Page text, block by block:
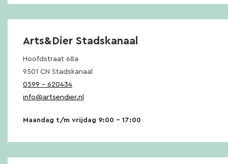
Arts&Dier Stadskanaal
Hoofdstraat 68a
9501 CN Stadskanaal
0599 – 620434
info@artsendier.nl
Maandag t/m vrijdag 9:00 – 17:00